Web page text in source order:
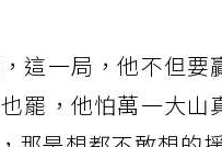
這一局，他不但
罷，他怕萬一大